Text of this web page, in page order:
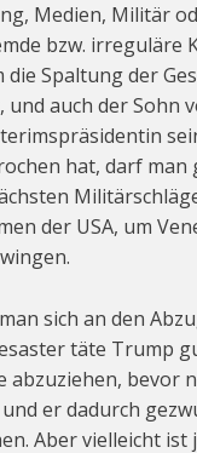
Medien, Militär
bzw. irreguläre
die Spaltung der
und auch der Sohn
hat, darf man
der USA, um
sich an den
täte Trump
abzuziehen, bevor
er dadurch
Aber vielleicht ist